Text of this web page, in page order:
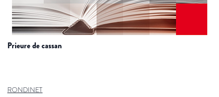
prieure de cassan
RONDINET